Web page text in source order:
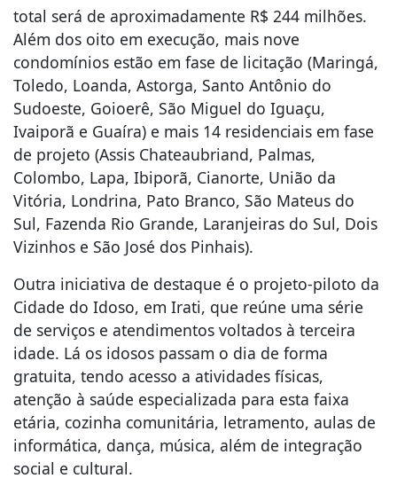
total será de aproximadamente R$ 244 milhões.
Além dos oito em execução, mais nove
condomínios estão em fase de licitação (Maringá,
Toledo, Loanda, Astorga, Santo Antônio do
Sudoeste, Goioerê, São Miguel do Iguaçu,
Ivaiporã e Guaíra) e mais 14 residenciais em fase
de projeto (Assis Chateaubriand, Palmas,
Colombo, Lapa, Ibiporã, Cianorte, União da
Vitória, Londrina, Pato Branco, São Mateus do
Sul, Fazenda Rio Grande, Laranjeiras do Sul, Dois
Vizinhos e São José dos Pinhais).
Outra iniciativa de destaque é o projeto-piloto da
Cidade do Idoso, em Irati, que reúne uma série
de serviços e atendimentos voltados à terceira
idade. Lá os idosos passam o dia de forma
gratuita, tendo acesso a atividades físicas,
atenção à saúde especializada para esta faixa
etária, cozinha comunitária, letramento, aulas de
informática, dança, música, além de integração
social e cultural.